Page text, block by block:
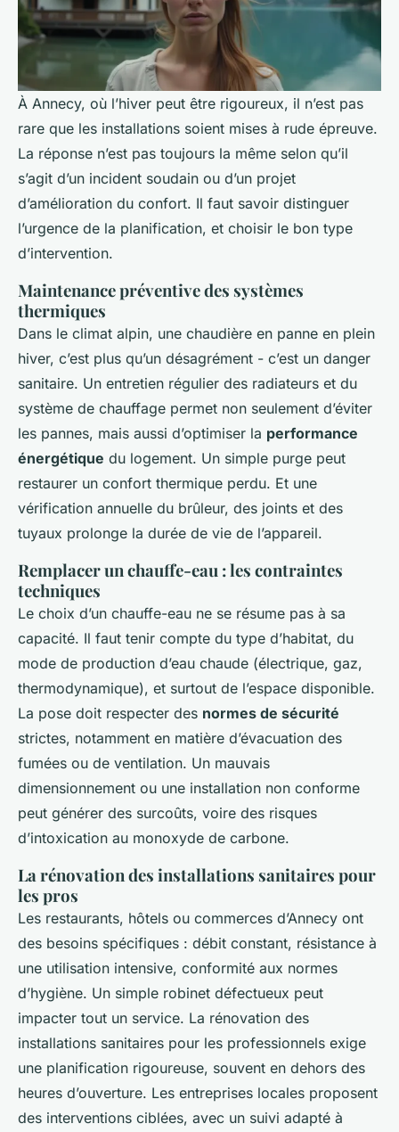
À Annecy, où l’hiver peut être rigoureux, il n’est pas
rare que les installations soient mises à rude épreuve.
La réponse n’est pas toujours la même selon qu’il
s’agit d’un incident soudain ou d’un projet
d’amélioration du confort. Il faut savoir distinguer
l’urgence de la planification, et choisir le bon type
d’intervention.
Maintenance préventive des systèmes
thermiques
Dans le climat alpin, une chaudière en panne en plein
hiver, c’est plus qu’un désagrément - c’est un danger
sanitaire. Un entretien régulier des radiateurs et du
système de chauffage permet non seulement d’éviter
les pannes, mais aussi d’optimiser la performance
énergétique du logement. Un simple purge peut
restaurer un confort thermique perdu. Et une
vérification annuelle du brûleur, des joints et des
tuyaux prolonge la durée de vie de l’appareil.
Remplacer un chauffe-eau : les contraintes
techniques
Le choix d’un chauffe-eau ne se résume pas à sa
capacité. Il faut tenir compte du type d’habitat, du
mode de production d’eau chaude (électrique, gaz,
thermodynamique), et surtout de l’espace disponible.
La pose doit respecter des normes de sécurité
strictes, notamment en matière d’évacuation des
fumées ou de ventilation. Un mauvais
dimensionnement ou une installation non conforme
peut générer des surcoûts, voire des risques
d’intoxication au monoxyde de carbone.
La rénovation des installations sanitaires pour
les pros
Les restaurants, hôtels ou commerces d’Annecy ont
des besoins spécifiques : débit constant, résistance à
une utilisation intensive, conformité aux normes
d’hygiène. Un simple robinet défectueux peut
impacter tout un service. La rénovation des
installations sanitaires pour les professionnels exige
une planification rigoureuse, souvent en dehors des
heures d’ouverture. Les entreprises locales proposent
des interventions ciblées, avec un suivi adapté à